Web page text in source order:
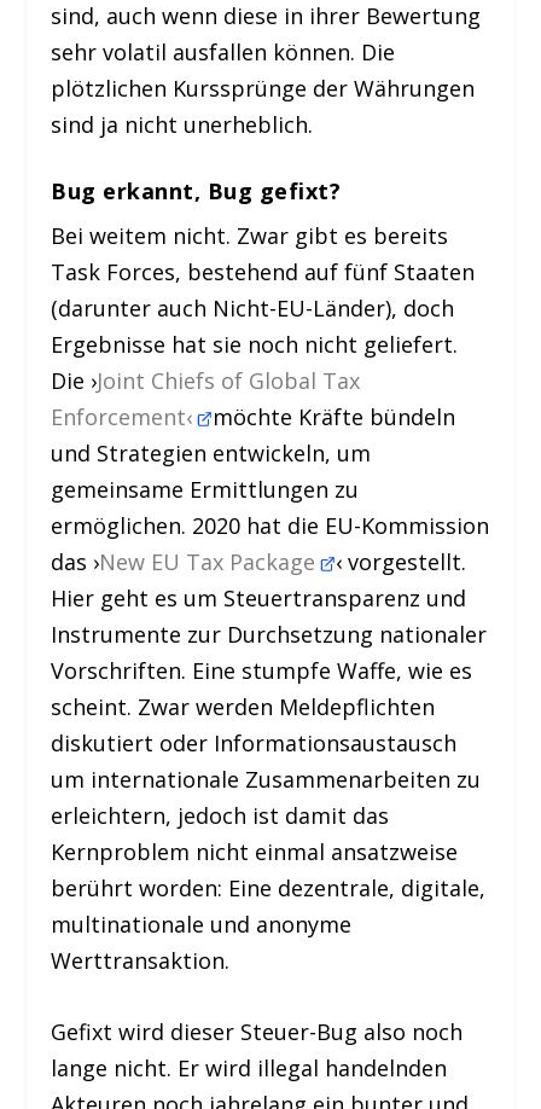
sind, auch wenn diese in ihrer Bewertung
sehr volatil ausfallen können. Die
plötzlichen Kurssprünge der Währungen
sind ja nicht unerheblich.
Bug erkannt, Bug gefixt?
Bei weitem nicht. Zwar gibt es bereits
Task Forces, bestehend auf fünf Staaten
(darunter auch Nicht-EU-Länder), doch
Ergebnisse hat sie noch nicht geliefert.
Die ›Joint Chiefs of Global Tax
Enforcement‹ möchte Kräfte bündeln
und Strategien entwickeln, um
gemeinsame Ermittlungen zu
ermöglichen. 2020 hat die EU-Kommission
das ›New EU Tax Package ‹ vorgestellt.
Hier geht es um Steuertransparenz und
Instrumente zur Durchsetzung nationaler
Vorschriften. Eine stumpfe Waffe, wie es
scheint. Zwar werden Meldepflichten
diskutiert oder Informationsaustausch
um internationale Zusammenarbeiten zu
erleichtern, jedoch ist damit das
Kernproblem nicht einmal ansatzweise
berührt worden: Eine dezentrale, digitale,
multinationale und anonyme
Werttransaktion.
Gefixt wird dieser Steuer-Bug also noch
lange nicht. Er wird illegal handelnden